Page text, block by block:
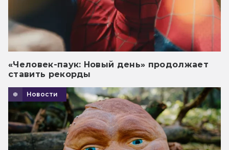
«Человек-паук: Новый день» продолжает
ставить рекорды
Новости